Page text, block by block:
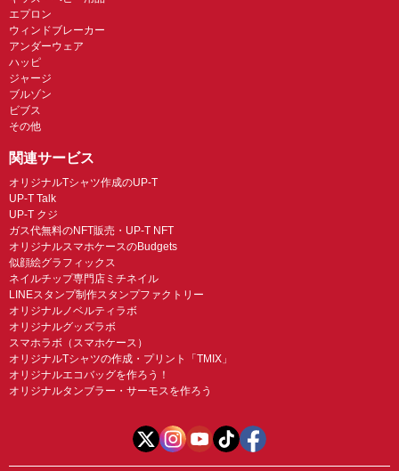
エプロン
ウィンドブレーカー
アンダーウェア
ハッピ
ジャージ
ブルゾン
ビブス
その他
関連サービス
オリジナルTシャツ作成のUP-T
UP-T Talk
UP-T クジ
ガス代無料のNFT販売・UP-T NFT
オリジナルスマホケースのBudgets
似顔絵グラフィックス
ネイルチップ専門店ミチネイル
LINEスタンプ制作スタンプファクトリー
オリジナルノベルティラボ
オリジナルグッズラボ
スマホラボ（スマホケース）
オリジナルTシャツの作成・プリント「TMIX」
オリジナルエコバッグを作ろう！
オリジナルタンブラー・サーモスを作ろう